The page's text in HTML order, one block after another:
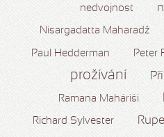
nedvojnost
Nisargadatta Maharadž
Paul Hedderman Peter
prožívání
Ramana Maháriši
Richard Sylvester